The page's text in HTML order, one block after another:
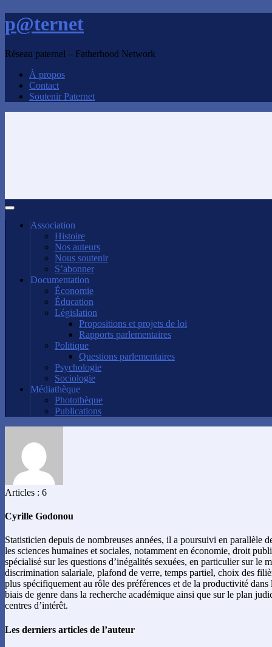
p@ternet
Réseau paternel – Fatherhood Network
À propos
Contact
Soutenir Paternet
Association
Histoire
Nos auteurs
Nous soutenir
S’abonner
Documentation
Économie
Éducation
Législation
Propositions et projets de loi
Rapports parlementaires
Politique
Questions parlementaires
Psychologie
Sociologie
Médiathèque
Photothèque
Publications
Articles : 6
Cyrille Godonou
Statisticien depuis de nombreuses années, il a poursuivi en parallèle
les sciences humaines et sociales, notamment en économie, droit
spécialisé sur les questions d’inégalités sexuées, en particulier sur le
discrimination salariale, plafond de verre, temps partiel, choix des
plus spécifiquement au rôle des préférences et de la productivité dans
biais de genre dans la recherche académique ainsi que sur le plan
centres d’intérêt.
Les derniers articles de l’auteur